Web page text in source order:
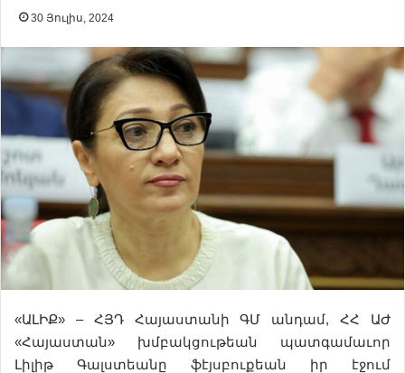
30 Յուլիս, 2024
«ԱԼԻՔ» – ՀՅԴ Հայաստանի ԳՄ անդամ, ՀՀ ԱԺ
«Հայաստան» խմբակցութեան պատգամաւոր
Լիլիթ Գալստեանը ֆէյսբուքեան իր էջում